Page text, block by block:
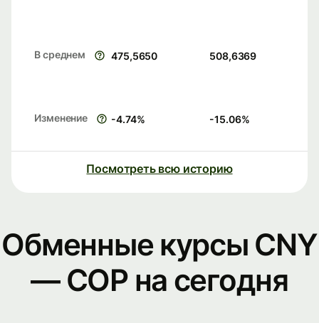
В среднем 475,5650 508,6369
Изменение -4.74% -15.06%
Посмотреть всю историю
Обменные курсы CNY
— COP на сегодня